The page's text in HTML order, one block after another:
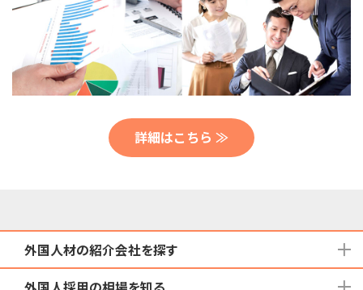
詳細はこちら ≫
外国人材の紹介会社を探す